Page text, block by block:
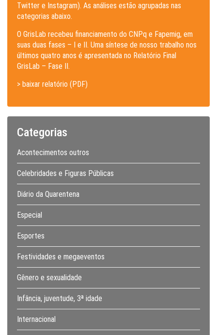
Twitter e Instagram). As análises estão agrupadas nas
categorias abaixo.
O GrisLab recebeu financiamento do CNPq e Fapemig, em
suas duas fases – I e II. Uma síntese de nosso trabalho nos
últimos quatro anos é apresentada no Relatório Final
GrisLab – Fase II.
> baixar relatório (PDF)
Categorias
Acontecimentos outros
Celebridades e Figuras Públicas
Diário da Quarentena
Especial
Esportes
Festividades e megaeventos
Gênero e sexualidade
Infância, juventude, 3ª idade
Internacional